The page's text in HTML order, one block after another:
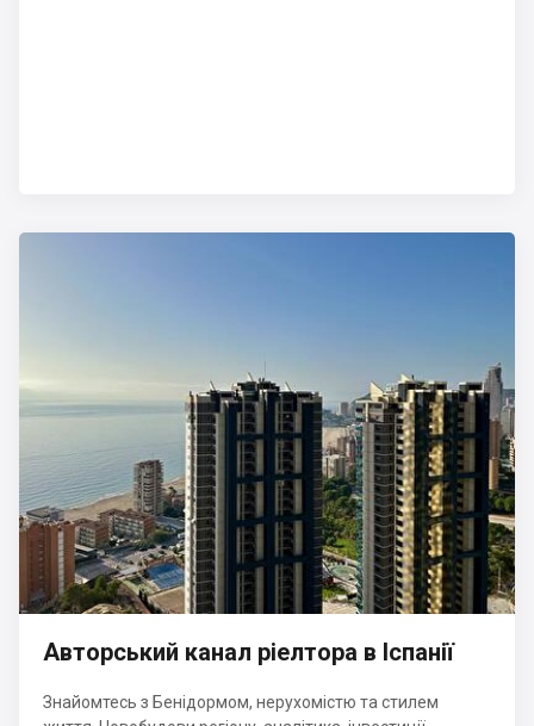
Авторський канал ріелтора в Іспанії
Знайомтесь з Бенідормом, нерухомістю та стилем